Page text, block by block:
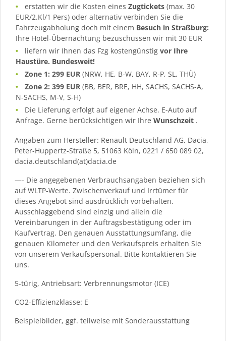
erstatten wir die Kosten einesZugtickets (max. 30
EUR/2.Kl/1 Pers) oder alternativ verbinden Sie die
Fahrzeugabholung doch mit einem Besuch in Straßburg:
Ihre Hotel-Übernachtung bezuschussen wir mit 30 EUR
liefern wir Ihnen das Fzg kostengünstigvor Ihre
Haustüre. Bundesweit!
Zone 1: 299 EUR (NRW, HE, B-W, BAY, R-P, SL, THÜ)
Zone 2: 399 EUR (BB, BER, BRE, HH, SACHS, SACHS-A,
N-SACHS, M-V, S-H)
Die Lieferung erfolgt auf eigener Achse. E-Auto auf
Anfrage. Gerne berücksichtigen wir Ihre Wunschzeit .
Angaben zum Hersteller: Renault Deutschland AG, Dacia,
Peter-Huppertz-Straße 5, 51063 Köln, 0221 / 650 089 02,
dacia.deutschland(at)dacia.de
—- Die angegebenen Verbrauchsangaben beziehen sich
auf WLTP-Werte. Zwischenverkauf und Irrtümer für
dieses Angebot sind ausdrücklich vorbehalten.
Ausschlaggebend sind einzig und allein die
Vereinbarungen in der Auftragsbestätigung oder im
Kaufvertrag. Den genauen Ausstattungsumfang, die
genauen Kilometer und den Verkaufspreis erhalten Sie
von unserem Verkaufspersonal. Bitte kontaktieren Sie
uns.
5-türig, Antriebsart: Verbrennungsmotor (ICE)
CO2-Effizienzklasse: E
Beispielbilder, ggf. teilweise mit Sonderausstattung